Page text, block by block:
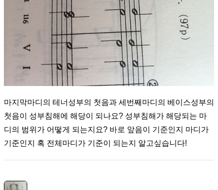
마지막마디의 테너성부의 첫음과 세번째마디의 베이스성부의
첫음이 성부침해에 해당이 되나요? 성부침해가 해당되는 마
디의 범위가 어떻게 되는지요? 바로 앞음이 기준인지 마디가
기준인지 혹 전체마디가 기준이 되는지 알고싶습니다!